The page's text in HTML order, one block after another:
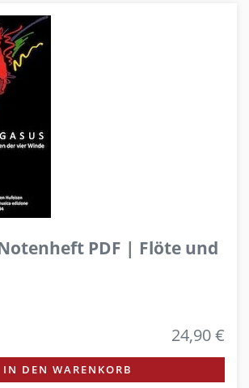
PDF | Flöte und
24,90 €
IN DEN WARENKORB